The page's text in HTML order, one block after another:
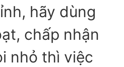
hãy dùng
chấp nhận
nhỏ thì việc